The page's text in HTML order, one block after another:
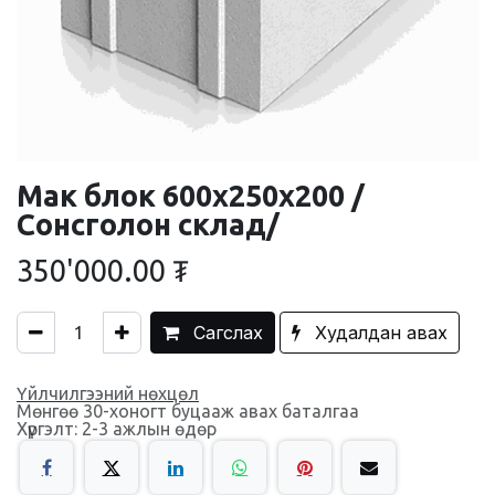
Мак блок 600x250x200 /
Сонсголон склад/
350'000.00 ₮
Сагслах Худалдан авах
Үйлчилгээний нөхцөл
Мөнгөө 30-хоногт буцааж авах баталгаа
Хүргэлт: 2-3 ажлын өдөр